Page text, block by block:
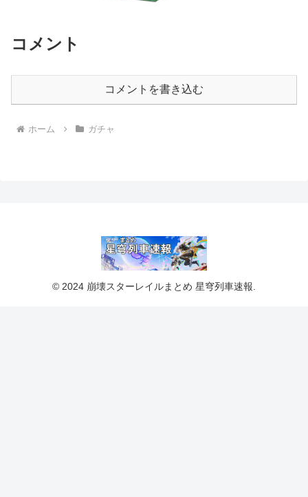
コメント
コメントを書き込む
ホーム ガチャ
© 2024 崩壊スターレイルまとめ 星穹列車速報.